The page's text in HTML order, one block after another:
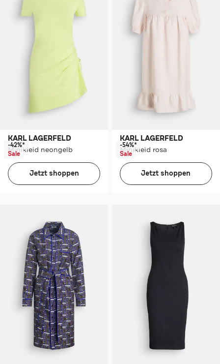
KARL LAGERFELD
Minikleid neongelb
-42%*
Sale
Jetzt shoppen
KARL LAGERFELD
Minikleid rosa
-54%*
Sale
Jetzt shoppen